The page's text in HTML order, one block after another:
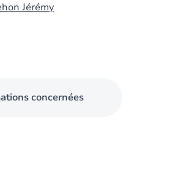
Jérémy
concernées